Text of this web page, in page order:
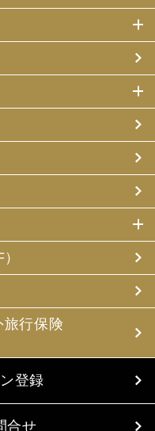
旅行保険
登録
合せ